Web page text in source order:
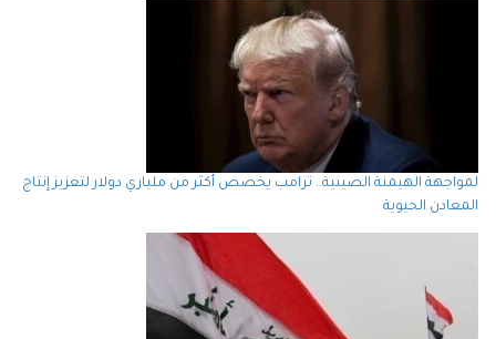
لمواجهة الهيمنة الصينية.. ترامب يخصص أكثر من ملياري دولار لتعزيز إنتاج
المعادن الحيوية